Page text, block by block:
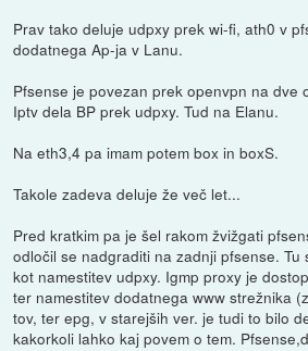
Prav tako deluje udpxy prek wi-fi, ath0 v
dodatnega Ap-ja v Lanu.
Pfsense je povezan prek openvpn na dve
Iptv dela BP prek udpxy. Tud na Elanu.
Na eth3,4 pa imam potem box in boxS.
Takole zadeva deluje že več let...
Pred kratkim pa je šel rakom žvižgati
odločil se nadgraditi na zadnji pfsense. Tu
kot namestitev udpxy. Igmp proxy je
ter namestitev dodatnega www strežnika
tov, ter epg, v starejših ver. je tudi to bilo
kakorkoli lahko kaj povem o tem.